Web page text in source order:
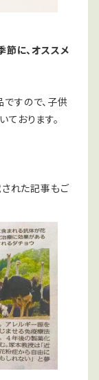
節に、オススメ
すので、子供
ております。
れた記事もご